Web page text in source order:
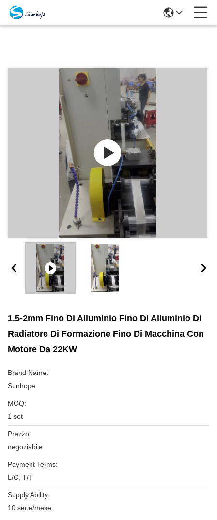
1.5-2mm Fino Di Alluminio Fino Di Alluminio Di
Radiatore Di Formazione Fino Di Macchina Con
Motore Da 22KW
Brand Name:
Sunhope
MOQ:
1 set
Prezzo:
negoziabile
Payment Terms:
L/C, T/T
Supply Ability:
10 serie/mese